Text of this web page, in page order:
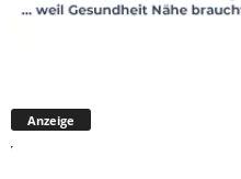
Anzeige